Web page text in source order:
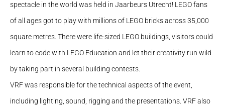
spectacle in the world was held in Jaarbeurs Utrecht! LEGO fans
of all ages got to play with millions of LEGO bricks across 35,000
square metres. There were life-sized LEGO buildings, visitors could
learn to code with LEGO Education and let their creativity run wild
by taking part in several building contests.
VRF was responsible for the technical aspects of the event,
including lighting, sound, rigging and the presentations. VRF also